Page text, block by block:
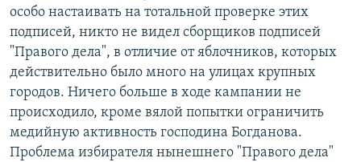
особо настаивать на тотальной проверке этих
подписей, никто не видел сборщиков подписей
"Правого дела", в отличие от яблочников, которых
действительно было много на улицах крупных
городов. Ничего больше в ходе кампании не
происходило, кроме вялой попытки ограничить
медийную активность господина Богданова.
Проблема избирателя нынешнего "Правого дела"